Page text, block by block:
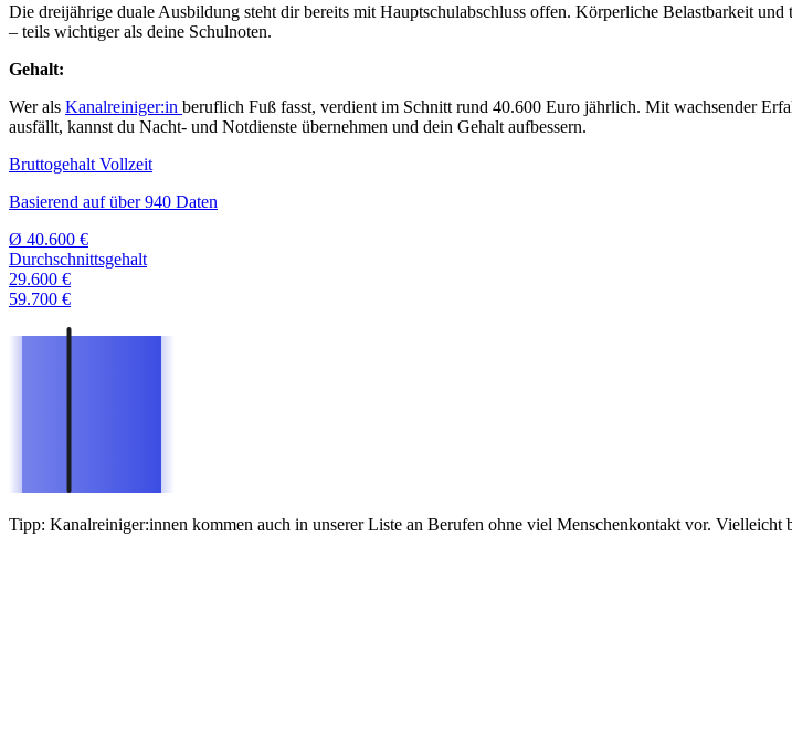
Die dreijährige duale Ausbildung steht dir bereits mit Hauptschulabschluss offen. Körperliche Belastbarkeit
– teils wichtiger als deine Schulnoten.
Gehalt:
Wer als Kanalreiniger:in beruflich Fuß fasst, verdient im Schnitt rund 40.600 Euro jährlich. Mit wachsender
ausfällt, kannst du Nacht- und Notdienste übernehmen und dein Gehalt aufbessern.
Bruttogehalt Vollzeit
Basierend auf über 940 Daten
Ø 40.600 €
Durchschnittsgehalt
29.600 €
59.700 €
Tipp: Kanalreiniger:innen kommen auch in unserer Liste an Berufen ohne viel Menschenkontakt vor. Vielleicht